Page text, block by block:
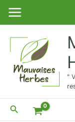
"
Rechercher